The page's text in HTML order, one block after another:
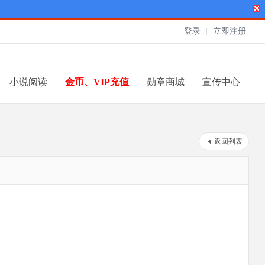
登录 立即注册
小说阅读 金币、VIP充值 勋章商城 宣传中心
返回列表